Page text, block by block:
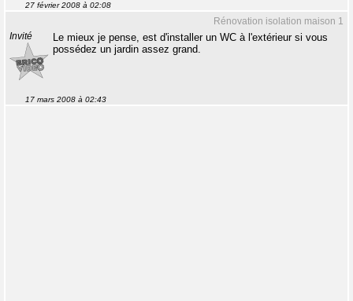
27 février 2008 à 02:08
Rénovation isolation maison 1
Invité
Le mieux je pense, est d'installer un WC à l'extérieur si vous
possédez un jardin assez grand.
17 mars 2008 à 02:43